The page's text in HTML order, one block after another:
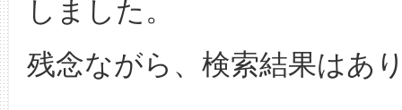
しました。
残念ながら、検索結果はあ